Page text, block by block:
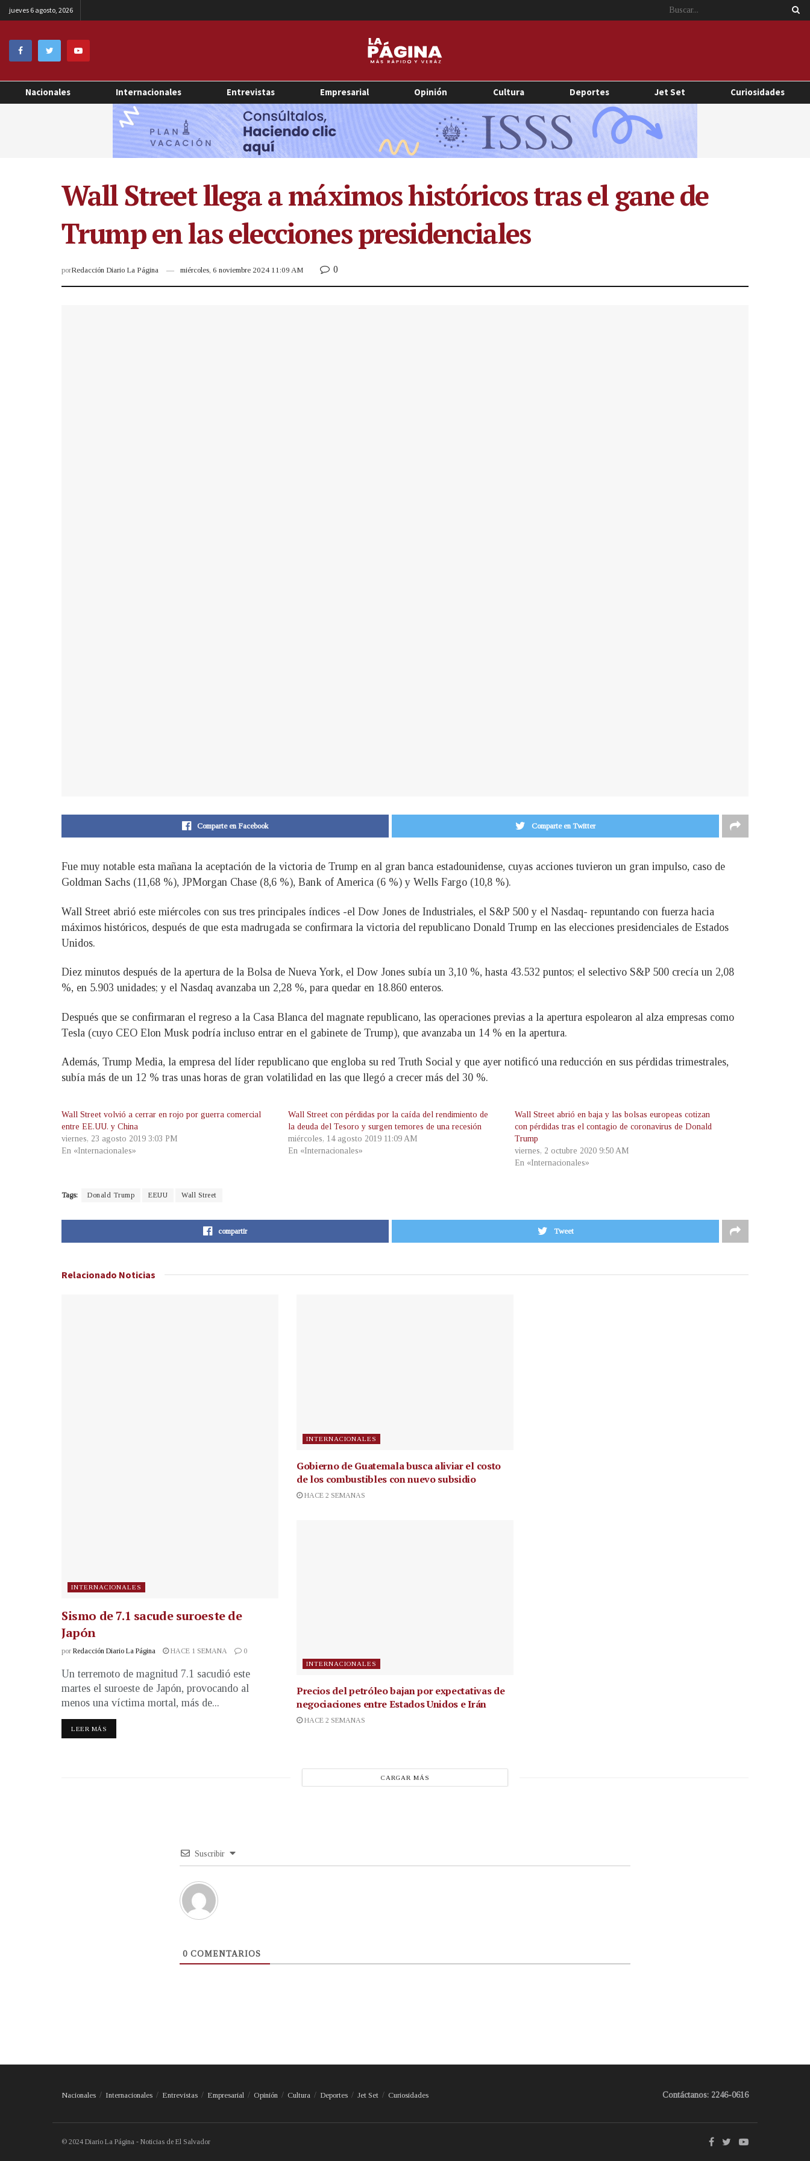
jueves 6 agosto, 2026
Nacionales Internacionales Entrevistas Empresarial Opinión Cultura Deportes Jet Set Curiosidades
Wall Street llega a máximos históricos tras el gane de
Trump en las elecciones presidenciales
porRedacción Diario La Página miércoles, 6 noviembre 2024 11:09 AM 0
Comparte en Facebook Comparte en Twitter
Fue muy notable esta mañana la aceptación de la victoria de Trump en al gran banca estadounidense, cuyas acciones tuvieron un gran impulso, caso de
Goldman Sachs (11,68 %), JPMorgan Chase (8,6 %), Bank of America (6 %) y Wells Fargo (10,8 %).
Wall Street abrió este miércoles con sus tres principales índices -el Dow Jones de Industriales, el S&P 500 y el Nasdaq- repuntando con fuerza hacia
máximos históricos, después de que esta madrugada se confirmara la victoria del republicano Donald Trump en las elecciones presidenciales de Estados
Unidos.
Diez minutos después de la apertura de la Bolsa de Nueva York, el Dow Jones subía un 3,10 %, hasta 43.532 puntos; el selectivo S&P 500 crecía un 2,08
%, en 5.903 unidades; y el Nasdaq avanzaba un 2,28 %, para quedar en 18.860 enteros.
Después que se confirmaran el regreso a la Casa Blanca del magnate republicano, las operaciones previas a la apertura espolearon al alza empresas como
Tesla (cuyo CEO Elon Musk podría incluso entrar en el gabinete de Trump), que avanzaba un 14 % en la apertura.
Además, Trump Media, la empresa del líder republicano que engloba su red Truth Social y que ayer notificó una reducción en sus pérdidas trimestrales,
subía más de un 12 % tras unas horas de gran volatilidad en las que llegó a crecer más del 30 %.
Wall Street volvió a cerrar en rojo por guerra comercial
entre EE.UU. y China
viernes, 23 agosto 2019 3:03 PM
En «Internacionales»
Wall Street con pérdidas por la caída del rendimiento de
la deuda del Tesoro y surgen temores de una recesión
miércoles, 14 agosto 2019 11:09 AM
En «Internacionales»
Wall Street abrió en baja y las bolsas europeas cotizan
con pérdidas tras el contagio de coronavirus de Donald
Trump
viernes, 2 octubre 2020 9:50 AM
En «Internacionales»
Tags: Donald Trump EEUU Wall Street
compartir Tweet
Relacionado Noticias
INTERNACIONALES
Sismo de 7.1 sacude suroeste de
Japón
por Redacción Diario La Página HACE 1 SEMANA 0
Un terremoto de magnitud 7.1 sacudió este
martes el suroeste de Japón, provocando al
menos una víctima mortal, más de...
LEER MÁS
INTERNACIONALES
Gobierno de Guatemala busca aliviar el costo
de los combustibles con nuevo subsidio
HACE 2 SEMANAS
INTERNACIONALES
Precios del petróleo bajan por expectativas de
negociaciones entre Estados Unidos e Irán
HACE 2 SEMANAS
CARGAR MÁS
Suscribir
0 COMENTARIOS
Nacionales Internacionales Entrevistas Empresarial Opinión Cultura Deportes Jet Set Curiosidades Contáctanos: 2246-0616
© 2024 Diario La Página - Noticias de El Salvador